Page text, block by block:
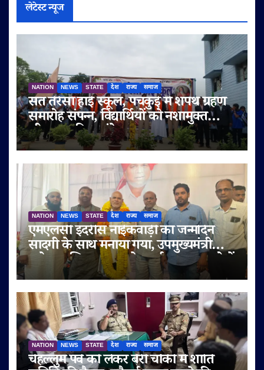
लेटेस्ट न्यूज
NATION NEWS STATE देश राज्य समाज
संत तेरेसा हाई स्कूल, पंचकुई में शपथ ग्रहण
समारोह संपन्न, विद्यार्थियों को नशामुक्त
जीवन का दिया संदेश
NATION NEWS STATE देश राज्य समाज
एमएलसी इदरीस नाईकवाड़ी का जन्मदिन
सादगी के साथ मनाया गया, उपमुख्यमंत्री
सुनेत्रा अजित पवार समेत कई गणमान्य लोगों
ने दी शुभकामनाएं
NATION NEWS STATE देश राज्य समाज
चेहल्लुम पर्व को लेकर बेरी चौकी में शांति